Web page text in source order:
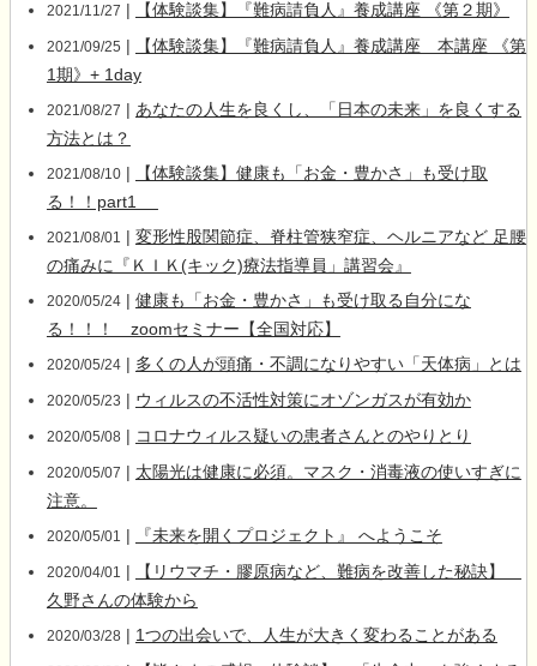
2021/11/27 | 【体験談集】『難病請負人』養成講座 《第２期》
2021/09/25 |
【体験談集】『難病請負人』養成講座 本講座 《第
1期》+ 1day
2021/08/27 | あなたの人生を良くし、「日本の未来」を良くする
方法とは？
2021/08/10|
【体験談集】健康も「お金・豊かさ」も受け取
る！！part1
2021/08/01 | 変形性股関節症、脊柱管狭窄症、ヘルニアなど 足腰
の痛みに『ＫＩＫ(キック)療法指導員」講習会』
2020/05/24| 健康も「お金・豊かさ」も受け取る自分にな
る！！！ zoomセミナー【全国対応】
2020/05/24| 多くの人が頭痛・不調になりやすい「天体病」とは
2020/05/23 | ウィルスの不活性対策にオゾンガスが有効か
2020/05/08 | コロナウィルス疑いの患者さんとのやりとり
2020/05/07 | 太陽光は健康に必須。マスク・消毒液の使いすぎに
注意。
2020/05/01 | 『未来を開くプロジェクト』 へようこそ
2020/04/01 |
【リウマチ・膠原病など、難病を改善した秘訣】
久野さんの体験から
2020/03/28 | 1つの出会いで、人生が大きく変わることがある